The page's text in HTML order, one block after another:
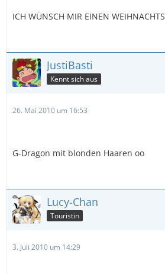
ICH WÜNSCH MIR EINEN
JustiBasti
Kennt sich aus
26. Mai 2010 um 16:53
G-Dragon mit blonden Haaren oo
Lucy-Chan
Touristin
3. Juli 2010 um 14:29